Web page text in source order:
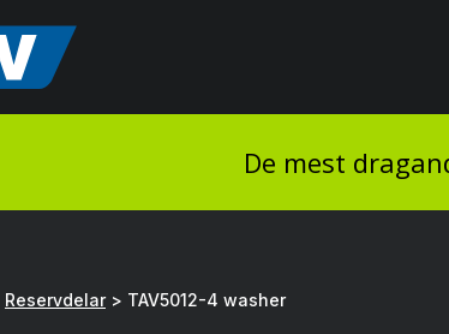
De mest
Reservdelar> TAV5012-4 washer